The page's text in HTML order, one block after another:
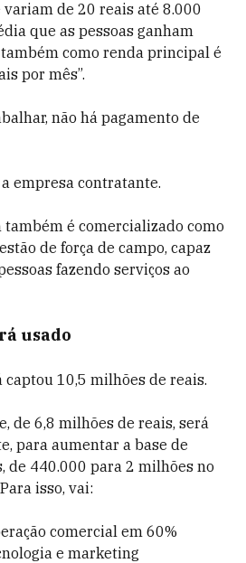
de 20 reais até 8.000
que as pessoas ganham
como renda principal é
por mês”.
não há pagamento de
empresa contratante.
também é comercializado como
de força de campo, capaz
fazendo serviços ao
usado
captou 10,5 milhões de reais.
de 6,8 milhões de reais, será
para aumentar a base de
de 440.000 para 2 milhões no
isso, vai:
comercial em 60%
e marketing